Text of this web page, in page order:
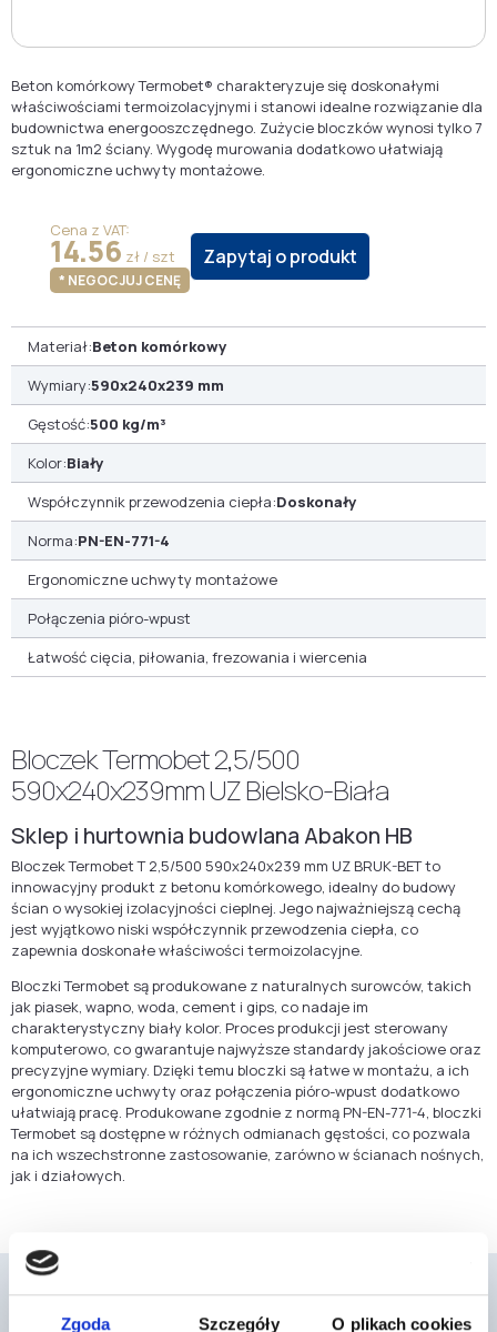
Zgoda Szczegóły O plikach cookies
Beton komórkowy Termobet® charakteryzuje się doskonałymi
właściwościami termoizolacyjnymi i stanowi idealne rozwiązanie dla
budownictwa energooszczędnego. Zużycie bloczków wynosi tylko 7
sztuk na 1m2 ściany. Wygodę murowania dodatkowo ułatwiają
ergonomiczne uchwyty montażowe.
Cena z VAT:
14.56 zł / szt
* NEGOCJUJ CENĘ
Zapytaj o produkt
Materiał:Beton komórkowy
Wymiary:590x240x239 mm
Gęstość:500 kg/m³
Kolor:Biały
Współczynnik przewodzenia ciepła:Doskonały
Norma:PN-EN-771-4
Ergonomiczne uchwyty montażowe
Połączenia pióro-wpust
Łatwość cięcia, piłowania, frezowania i wiercenia
Bloczek Termobet 2,5/500
590x240x239mm UZ Bielsko-Biała
Sklep i hurtownia budowlana Abakon HB
Bloczek Termobet T 2,5/500 590x240x239 mm UZ BRUK-BET to
innowacyjny produkt z betonu komórkowego, idealny do budowy
ścian o wysokiej izolacyjności cieplnej. Jego najważniejszą cechą
jest wyjątkowo niski współczynnik przewodzenia ciepła, co
zapewnia doskonałe właściwości termoizolacyjne.
Bloczki Termobet są produkowane z naturalnych surowców, takich
jak piasek, wapno, woda, cement i gips, co nadaje im
charakterystyczny biały kolor. Proces produkcji jest sterowany
komputerowo, co gwarantuje najwyższe standardy jakościowe oraz
precyzyjne wymiary. Dzięki temu bloczki są łatwe w montażu, a ich
ergonomiczne uchwyty oraz połączenia pióro-wpust dodatkowo
ułatwiają pracę. Produkowane zgodnie z normą PN-EN-771-4, bloczki
Termobet są dostępne w różnych odmianach gęstości, co pozwala
na ich wszechstronne zastosowanie, zarówno w ścianach nośnych,
jak i działowych.